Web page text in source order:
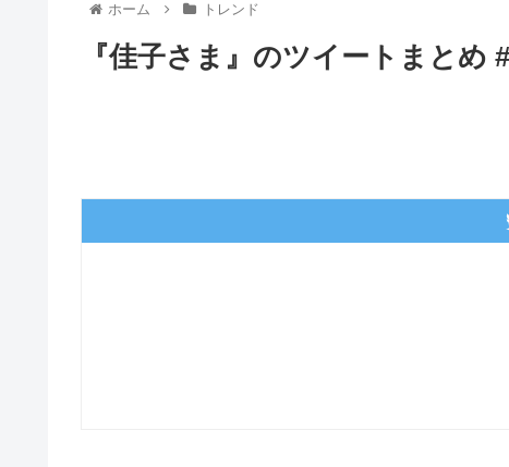
ホーム トレンド
『佳子さま』のツイートまとめ